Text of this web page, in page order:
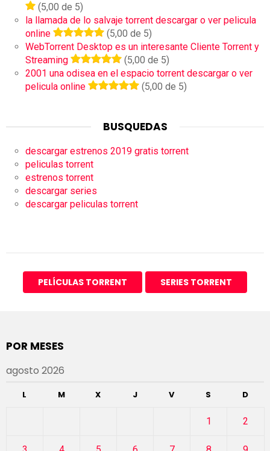
(5,00 de 5)
la llamada de lo salvaje torrent descargar o ver pelicula
online
(5,00 de 5)
WebTorrent Desktop es un interesante Cliente Torrent y
Streaming
(5,00 de 5)
2001 una odisea en el espacio torrent descargar o ver
pelicula online
(5,00 de 5)
BUSQUEDAS
descargar estrenos 2019 gratis torrent
peliculas torrent
estrenos torrent
descargar series
descargar peliculas torrent
PELÍCULAS TORRENT SERIES TORRENT
POR MESES
agosto 2026
L M X J V S D
1 2